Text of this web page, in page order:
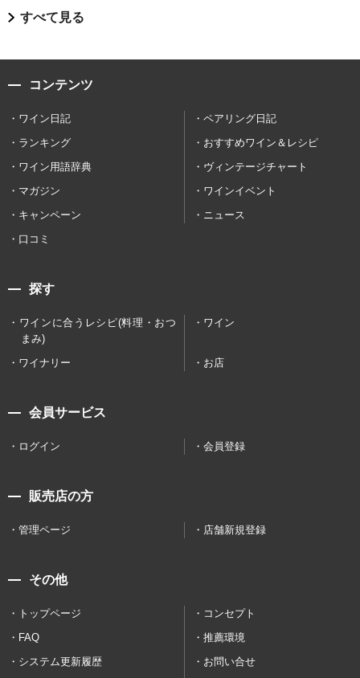
すべて見る
コンテンツ
ワイン日記
ペアリング日記
ランキング
おすすめワイン＆レシピ
ワイン用語辞典
ヴィンテージチャート
マガジン
ワインイベント
キャンペーン
ニュース
口コミ
探す
ワインに合うレシピ(料理・おつ
まみ)
ワイン
ワイナリー お店
会員サービス
ログイン 会員登録
販売店の方
管理ページ 店舗新規登録
その他
トップページ
コンセプト
FAQ
推薦環境
システム更新履歴
お問い合せ